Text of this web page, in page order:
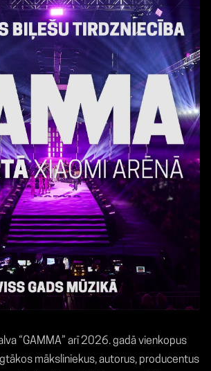
“GAMMA” arī 2026. gadā vienkopus
māksliniekus, autorus, producentus